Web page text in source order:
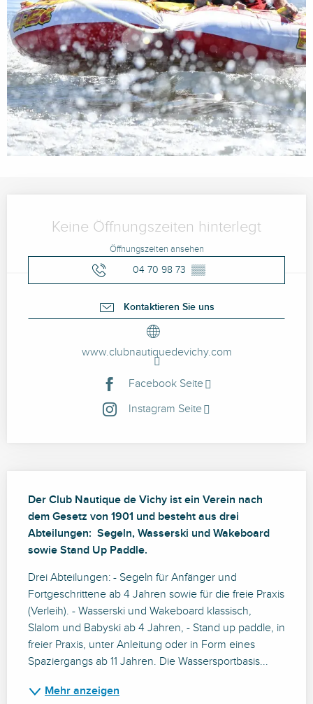
Keine Öffnungszeiten hinterlegt
Öffnungszeiten ansehen
04 70 98 73 ▒▒
Kontaktieren Sie uns
www.clubnautiquedevichy.com
Facebook Seite
Instagram Seite
Der Club Nautique de Vichy ist ein Verein nach
dem Gesetz von 1901 und besteht aus drei
Abteilungen:  Segeln, Wasserski und Wakeboard
sowie Stand Up Paddle.
Drei Abteilungen: - Segeln für Anfänger und
Fortgeschrittene ab 4 Jahren sowie für die freie Praxis
(Verleih). - Wasserski und Wakeboard klassisch,
Slalom und Babyski ab 4 Jahren, - Stand up paddle, in
freier Praxis, unter Anleitung oder in Form eines
Spaziergangs ab 11 Jahren. Die Wassersportbasis...
Mehr anzeigen